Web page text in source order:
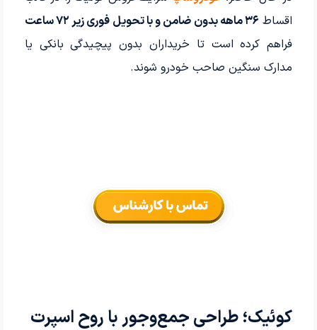
اقساط ۳۶ ماهه بدون ضامن و با تحویل فوری زیر ۷۲ ساعت
فراهم کرده است تا خریداران بدون پیچیدگی بانکی یا
مدارک سنگین صاحب خودرو شوند.
کوئیک؛ طراحی جمع‌وجور با روح اسپرت